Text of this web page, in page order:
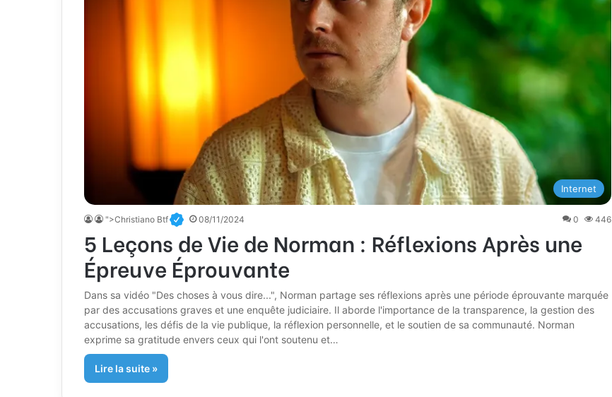
Internet
">Christiano Btf 08/11/2024 0 446
5 Leçons de Vie de Norman : Réflexions Après une
Épreuve Éprouvante
Dans sa vidéo "Des choses à vous dire...", Norman partage ses réflexions après une période éprouvante marquée
par des accusations graves et une enquête judiciaire. Il aborde l'importance de la transparence, la gestion des
accusations, les défis de la vie publique, la réflexion personnelle, et le soutien de sa communauté. Norman
exprime sa gratitude envers ceux qui l'ont soutenu et…
Lire la suite »